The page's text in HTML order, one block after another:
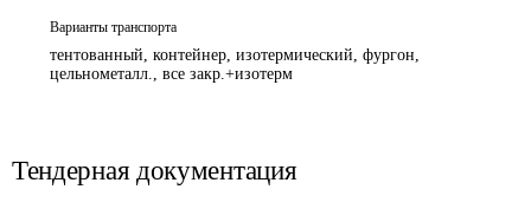
Варианты транспорта
тентованный, контейнер, изотермический, фургон,
цельнометалл., все закр.+изотерм
Тендерная документация